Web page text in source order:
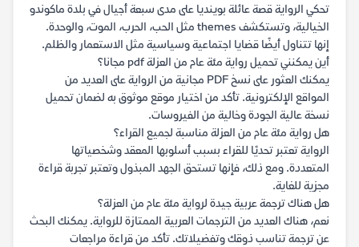
تحكي الرواية قصة عائلة بوينديا على مدى سبعة أجيال في بلدة ماكوندو
الخيالية، وتستكشف themes مثل الحب، الحرب، الموت، والوحدة.
إنها تتناول أيضًا قضايا اجتماعية وسياسية مثل الاستعمار والظلم.
أين يمكنني تحميل رواية مئة عام من العزلة pdf مجانا؟
يمكنك العثور على نسخ PDF مجانية من الرواية على العديد من
المواقع الإلكترونية. تأكد من اختيار موقع موثوق به لضمان تحميل
نسخة عالية الجودة وخالية من الفيروسات.
هل رواية مئة عام من العزلة مناسبة لجميع القراء؟
الرواية تعتبر تحديًا للقراء بسبب أسلوبها المعقد وشخصياتها
المتعددة. ومع ذلك، فإنها تستحق الجهد المبذول وتعتبر تجربة قراءة
مجزية للغاية.
هل هناك ترجمة عربية جيدة لرواية مئة عام من العزلة؟
نعم، هناك العديد من الترجمات العربية الممتازة للرواية. يمكنك البحث
عن ترجمة تناسب ذوقك وتفضيلاتك. تأكد من قراءة مراجعات